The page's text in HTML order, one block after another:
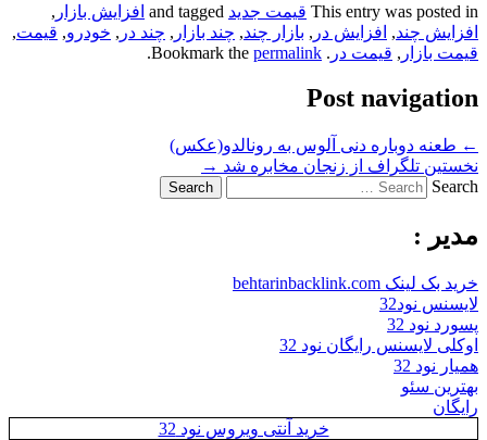
This entry was posted in قیمت جدید افزایش بازار ,
افزایش چند, افزایش در , بازار چند, چند بازار , چند در , خودرو, قیمت,
قیمت بازار , قیمت در . Bookmark the
permalink
.
Post navigation
← طعنه دوباره دنی آلوس به رونالدو(عکس)
نخستین تلگراف از زنجان مخابره شد →
Search
مدیر :
خرید بک لینک behtarinbacklink.com
لایسنس نود32
پسورد نود 32
اوکلی لایسنس رایگان نود 32
همیار نود 32
بهترین سئو
رایگان
خرید آنتی ویروس نود 32